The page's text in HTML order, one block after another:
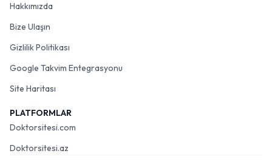
Hakkımızda
Bize Ulaşın
Gizlilik Politikası
Google Takvim Entegrasyonu
Site Haritası
PLATFORMLAR
Doktorsitesi.com
Doktorsitesi.az